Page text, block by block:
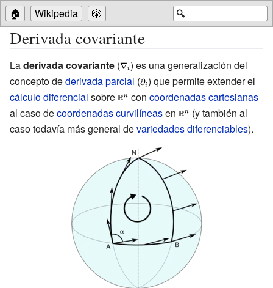
🔍
🏠 Wikipedia 🎲
Derivada covariante
Laderivada covariante ({\displaystyle
\scriptstyle
\nabla _{i}}
) es una generalización del
concepto dederivada parcial ({\displaystyle
\scriptstyle
\partial _{i}}
) que permite extender el
cálculo diferencial sobre{\displaystyle
\scriptstyle
\mathbb {R}
concoordenadas cartesianas
al caso decoordenadas curvilíneasen {\displaystyle
\scriptstyle
(y también al
caso todavía más general devariedades diferenciables).